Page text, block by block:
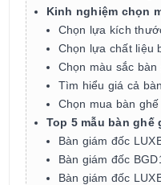
Kinh nghiệm chọn
Chọn lựa kích
Chọn lựa chất liệu
Chọn màu sắc
Tìm hiểu giá cả
Chọn mua bàn
Top 5 mẫu bàn
Bàn giám đốc
Bàn giám đốc
Bàn giám đốc